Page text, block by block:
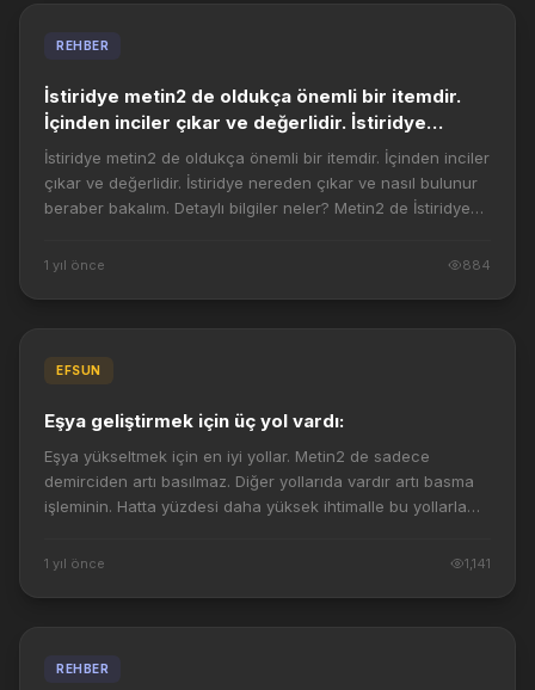
REHBER
İstiridye metin2 de oldukça önemli bir itemdir.
İçinden inciler çıkar ve değerlidir. İstiridye
nereden çıkar ve nasıl bulunur beraber bakalım.
Detaylı bilgiler neler?
İstiridye metin2 de oldukça önemli bir itemdir. İçinden inciler
çıkar ve değerlidir. İstiridye nereden çıkar ve nasıl bulunur
beraber bakalım. Detaylı bilgiler neler? Metin2 de İstiridye
1 yıl önce 884
EFSUN
Eşya geliştirmek için üç yol vardı:
Eşya yükseltmek için en iyi yollar. Metin2 de sadece
demirciden artı basılmaz. Diğer yollarıda vardır artı basma
işleminin. Hatta yüzdesi daha yüksek ihtimalle bu yollarla
1 yıl önce 1,141
REHBER